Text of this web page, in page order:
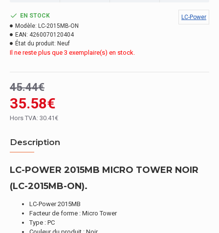
35.58€
45.44€
Hors TVA: 30.41€
EN STOCK
Modèle: LC-2015MB-ON
EAN: 4260070120404
État du produit: Neuf
LC-Power
Il ne reste plus que 3 exemplaire(s) en stock.
Description
LC-POWER 2015MB MICRO TOWER NOIR
(LC-2015MB-ON).
LC-Power 2015MB
Facteur de forme : Micro Tower
Type : PC